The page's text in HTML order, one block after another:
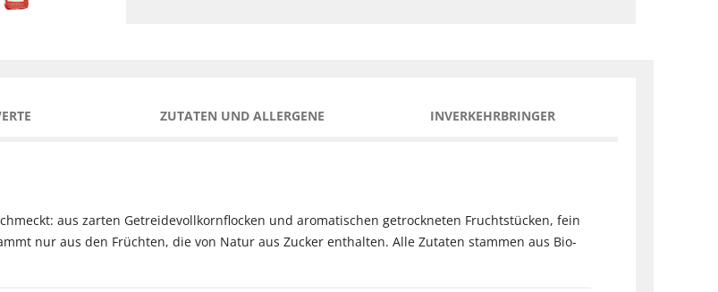
ZUTATEN UND ALLERGENE INVERKEHRBRINGER
aus zarten Getreidevollkornflocken und aromatischen getrockneten Fruchtstücken, fein
nur aus den Früchten, die von Natur aus Zucker enthalten. Alle Zutaten stammen aus Bio-